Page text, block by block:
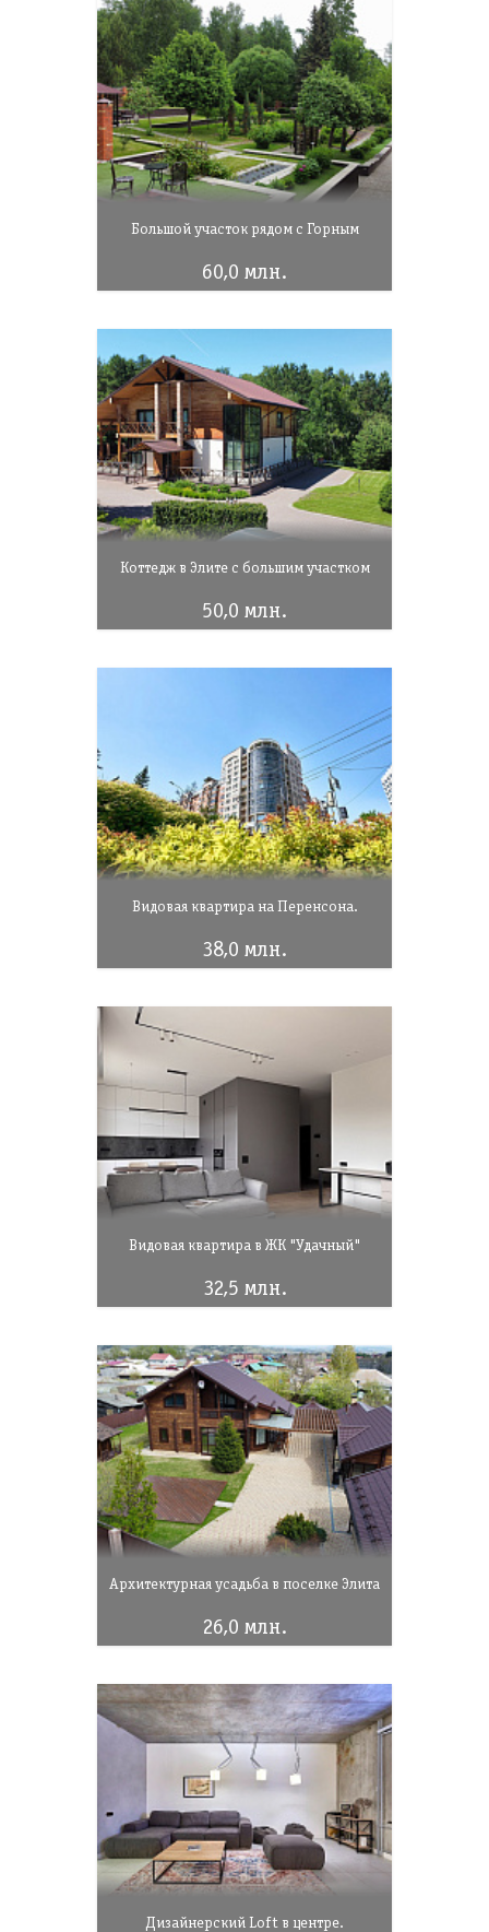
Большой участок рядом с Горным
60,0 млн.
Коттедж в Элите с большим участком
50,0 млн.
Видовая квартира на Перенсона.
38,0 млн.
Видовая квартира в ЖК "Удачный"
32,5 млн.
Архитектурная усадьба в поселке Элита
26,0 млн.
Дизайнерский Loft в центре.